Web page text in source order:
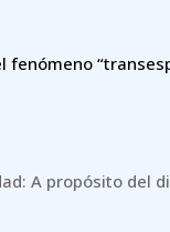
fenómeno
A propósito del